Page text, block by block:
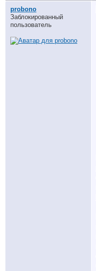
probono
Заблокированный
пользователь